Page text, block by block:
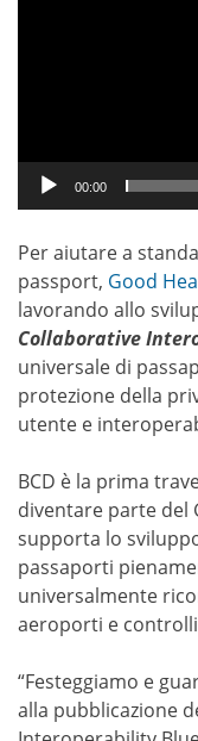
00:00
Per aiutare a
passport, Good
lavorando allo
Collaborative
universale di
protezione della
utente e
BCD è la prima
diventare parte del
supporta lo
passaporti
universalmente
aeroporti e
“Festeggiamo e
alla pubblicazione